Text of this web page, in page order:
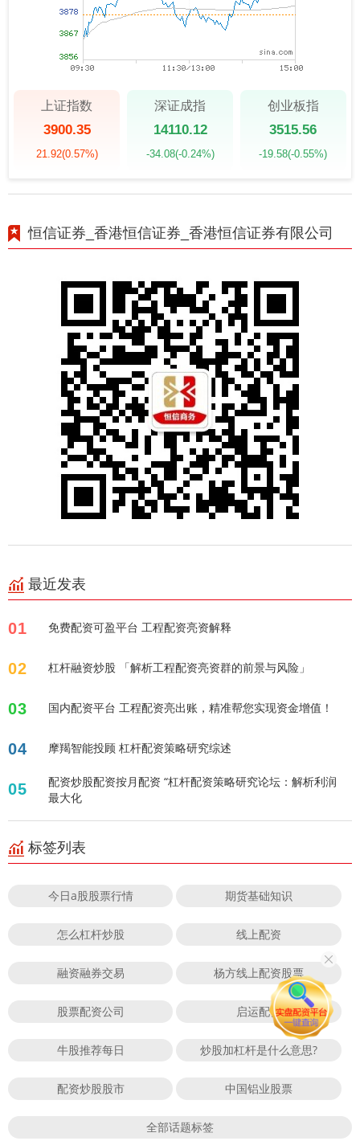
上证指数
3900.35
21.92(0.57%)
深证成指
14110.12
-34.08(-0.24%)
创业板指
3515.56
-19.58(-0.55%)
恒信证券_香港恒信证券_香港恒信证券有限公司
最近发表
01 免费配资可盈平台 工程配资亮资解释
02 杠杆融资炒股 「解析工程配资亮资群的前景与风险」
03 国内配资平台 工程配资亮出账，精准帮您实现资金增值！
04 摩羯智能投顾 杠杆配资策略研究综述
05
配资炒股配资按月配资 “杠杆配资策略研究论坛：解析利润
最大化
标签列表
今日a股股票行情 期货基础知识
怎么杠杆炒股 线上配资
融资融券交易 杨方线上配资股票
股票配资公司 启运配资
牛股推荐每日 炒股加杠杆是什么意思?
配资炒股股市 中国铝业股票
全部话题标签